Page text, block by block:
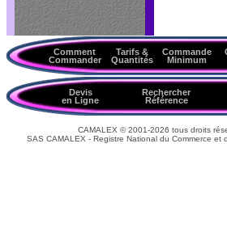
Comment
Commander
Tarifs &
Quantités
Commande
Minimum
Devis
en Ligne
Rechercher
Référence
CAMALEX © 2001-2026 tous droits
SAS CAMALEX - Registre National du Commerce